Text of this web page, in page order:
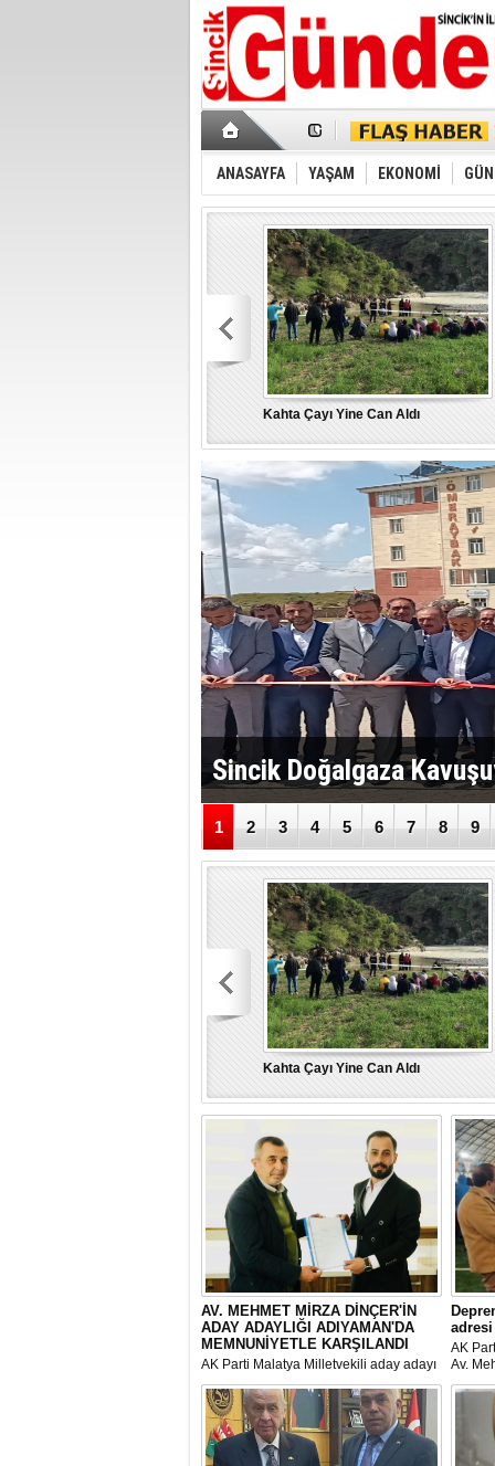
ANASAYFA YAŞAM EKONOMİ
Kahta Çayı Yine Can Aldı
Sincik Doğalgaza
1 2 3 4 5 6 7 8 9
Kahta Çayı Yine Can Aldı
“Türkiye İçin” tüm gücümüzle
AV. MEHMET MİRZA DİNÇER'İN
ADAY ADAYLIĞI ADIYAMAN'DA
MEMNUNİYETLE KARŞILANDI
AK Parti Malatya Milletvekili aday adayı
olan Av. Mehmet Mirza Dinçer'in
adaylığı memleketi Adıyaman'da
memnuniyetle karşılandı
AK
Av.